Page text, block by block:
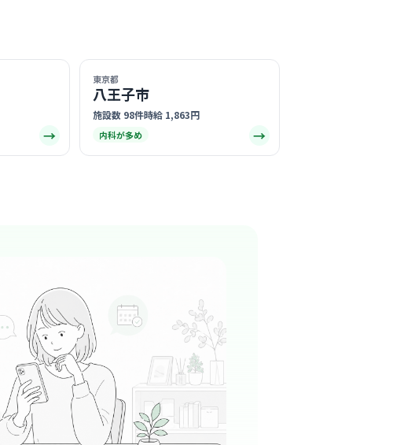
ットホームで温かい雰囲気が自慢で、中途入職の方でも
ぐに馴染めるよう、スタッフ同士が積極的に声を掛け合
文化が根付いています。
ットホームで穏やかな雰囲気が魅力で、スタッフ同士が
掛け合いながら協力して業務を進める文化が根付いて
ます。
詳しく見る
この周辺の募集を確認 →
ニック 気になる
→
東京都
八王子市
施設数 98件時給 1,863円
内科が多め →